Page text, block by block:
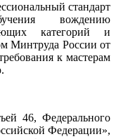
стандарт
вождению
категорий и
Минтруда России от
к мастерам
46, Федерального
Федерации»,